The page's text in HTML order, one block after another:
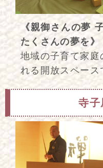
《親御さんの夢
たくさんの夢を》
地域の子育て家
れる開放スペース
寺子